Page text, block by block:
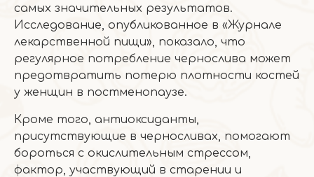
самых значительных результатов.
Исследование, опубликованное в «Журнале
лекарственной пищи», показало, что
регулярное потребление чернослива может
предотвратить потерю плотности костей
у женщин в постменопаузе.
Кроме того, антиоксиданты,
присутствующие в черносливах, помогают
бороться с окислительным стрессом,
фактор, участвующий в старении и